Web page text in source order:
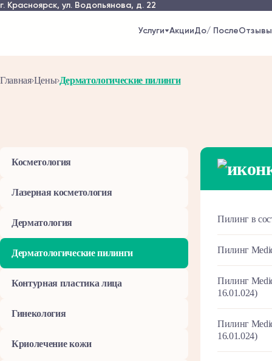
г. Красноярск, ул. Водопьянова, д. 22
Услуги АкцииДо/ ПослеОтзывы
Главная Цены Дерматологические пилинги
Косметология
Лазерная косметология
Дерматология
Дерматологические пилинги
Контурная пластика лица
Гинекология
Криолечение кожи
Пилинг в
Пилинг
Пилинг
16.01.024)
Пилинг
16.01.024)